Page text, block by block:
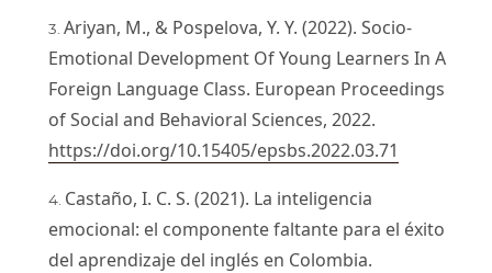
Ariyan, M., & Pospelova, Y. Y. (2022). Socio-
Emotional Development Of Young Learners In A
Foreign Language Class. European Proceedings
of Social and Behavioral Sciences, 2022.
https://doi.org/10.15405/epsbs.2022.03.71
Castaño, I. C. S. (2021). La inteligencia
emocional: el componente faltante para el éxito
del aprendizaje del inglés en Colombia.